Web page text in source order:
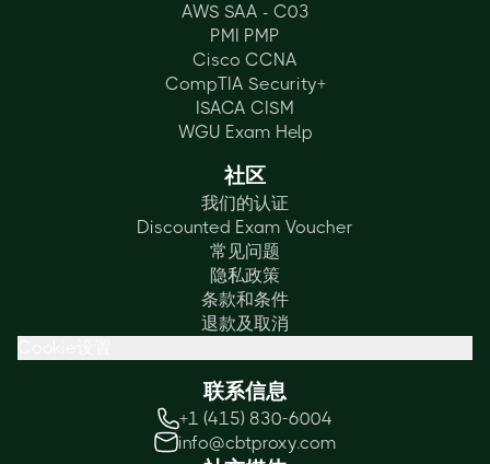
AWS SAA - C03
PMI PMP
Cisco CCNA
CompTIA Security+
ISACA CISM
WGU Exam Help
社区
我们的认证
Discounted Exam Voucher
常见问题
隐私政策
条款和条件
退款及取消
联系信息
+1 (415) 830-6004
info@cbtproxy.com